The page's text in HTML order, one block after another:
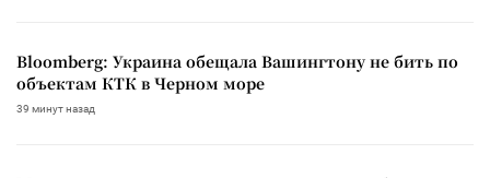
Bloomberg: Украина обещала Вашингтону не бить по
объектам КТК в Черном море
39 минут назад